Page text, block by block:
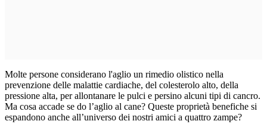
Molte persone considerano l'aglio un rimedio olistico nella
prevenzione delle malattie cardiache, del colesterolo alto, della
pressione alta, per allontanare le pulci e persino alcuni tipi di cancro.
Ma cosa accade se do l’aglio al cane? Queste proprietà benefiche si
espandono anche all’universo dei nostri amici a quattro zampe?